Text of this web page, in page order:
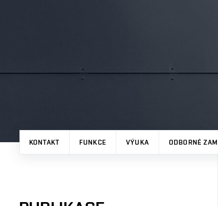
KONTAKT FUNKCE VÝUKA ODBORNÉ